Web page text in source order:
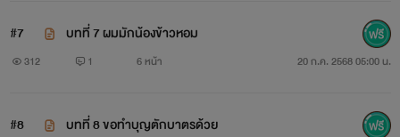
#7 บทที่ 7 ผมมักน้องข้าวหอม
312 1 6 หน้า 20 ก.ค. 2568 05:00 น.
#8 บทที่ 8 ขอทำบุญตักบาตรด้วย